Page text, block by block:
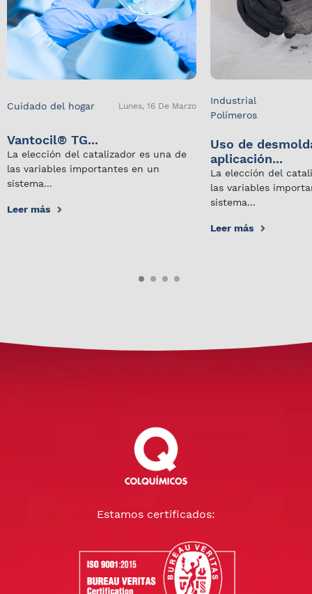
Cuidado del hogar Lunes, 16 De Marzo
Vantocil® TG...
La elección del catalizador es una de
las variables importantes en un
sistema...
Leer más
Industrial
Polímeros
Uso de
aplicación...
La elección del
las variables
sistema...
Leer más
Estamos certificados: